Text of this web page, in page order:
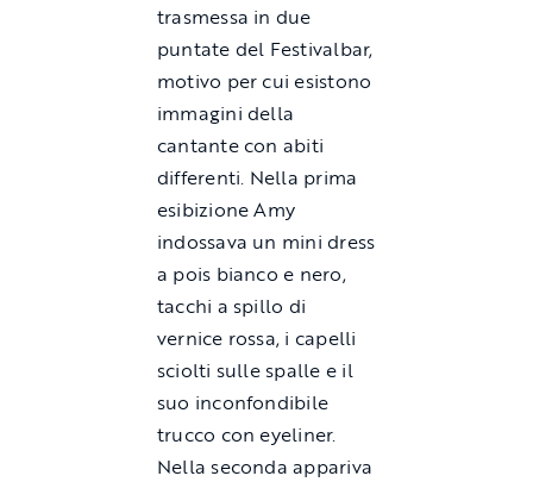
trasmessa in due
puntate del Festivalbar,
motivo per cui esistono
immagini della
cantante con abiti
differenti. Nella prima
esibizione Amy
indossava un mini dress
a pois bianco e nero,
tacchi a spillo di
vernice rossa, i capelli
sciolti sulle spalle e il
suo inconfondibile
trucco con eyeliner.
Nella seconda appariva